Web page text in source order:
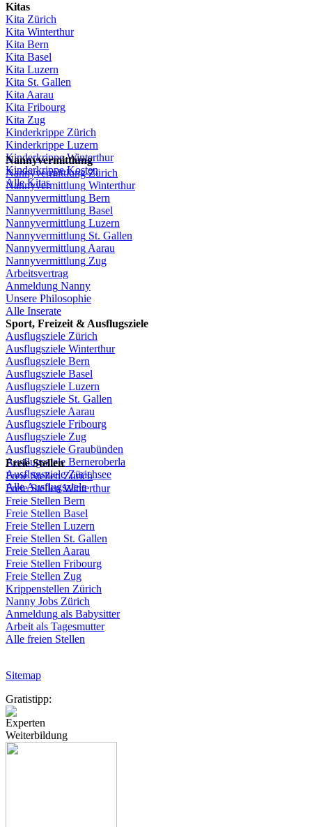
Kitas
Kita Zürich
Kita Winterthur
Kita Bern
Kita Basel
Kita Luzern
Kita St. Gallen
Kita Aarau
Kita Fribourg
Kita Zug
Kinderkrippe Zürich
Kinderkrippe Luzern
KinderkrippeWinterthur
Kinderkrippe Kosten
Alle Kitas
Nannyvermittlung
Nannyvermittlung Zürich
Nannyvermittlung Winterthur
Nannyvermittlung Bern
Nannyvermittlung Basel
Nannyvermittlung Luzern
Nannyvermittlung St. Gallen
Nannyvermittlung Aarau
Nannyvermittlung Zug
Arbeitsvertrag
Anmeldung Nanny
Unsere Philosophie
Alle Inserate
Sport, Freizeit & Ausflugsziele
Ausflugsziele Zürich
Ausflugsziele Winterthur
Ausflugsziele Bern
Ausflugsziele Basel
Ausflugsziele Luzern
Ausflugsziele St. Gallen
Ausflugsziele Aarau
Ausflugsziele Fribourg
Ausflugsziele Zug
Ausflugsziele Graubünden
Ausflugsziele Berneroberla
Ausflugsziele Zürichsee
Alle Ausflugsziele
Freie Stellen
Freie Stellen Zürich
Freie StellenWinterthur
Freie Stellen Bern
Freie Stellen Basel
Freie Stellen Luzern
Freie Stellen St. Gallen
Freie Stellen Aarau
Freie Stellen Fribourg
Freie Stellen Zug
Krippenstellen Zürich
Nanny Jobs Zürich
Anmeldung als Babysitter
Arbeit als Tagesmutter
Alle freien Stellen
Sitemap
Gratistipp:
Experten
Weiterbildung